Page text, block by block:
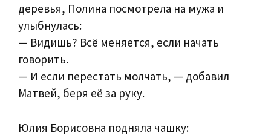
деревья, Полина посмотрела на мужа и
улыбнулась:
— Видишь? Всё меняется, если начать
говорить.
— И если перестать молчать, — добавил
Матвей, беря её за руку.
Юлия Борисовна подняла чашку: